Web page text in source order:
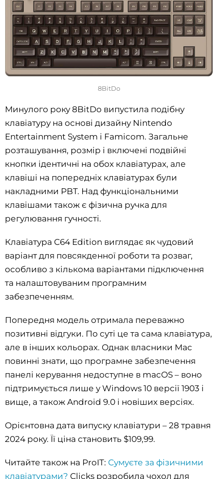
8BitDo
Минулого року 8BitDo випустила подібну
клавіатуру на основі дизайну Nintendo
Entertainment System і Famicom. Загальне
розташування, розмір і включені подвійні
кнопки ідентичні на обох клавіатурах, але
клавіші на попередніх клавіатурах були
накладними PBT. Над функціональними
клавішами також є фізична ручка для
регулювання гучності.
Клавіатура C64 Edition виглядає як чудовий
варіант для повсякденної роботи та розваг,
особливо з кількома варіантами підключення
та налаштовуваним програмним
забезпеченням.
Попередня модель отримала переважно
позитивні відгуки. По суті це та сама клавіатура,
але в інших кольорах. Однак власники Mac
повинні знати, що програмне забезпечення
панелі керування недоступне в macOS – воно
підтримується лише у Windows 10 версії 1903 і
вище, а також Android 9.0 і новіших версіях.
Орієнтовна дата випуску клавіатури – 28 травня
2024 року. Її ціна становить $109,99.
Читайте також на ProIT: Сумуєте за фізичними
клавіатурами? Clicks розробила чохол для